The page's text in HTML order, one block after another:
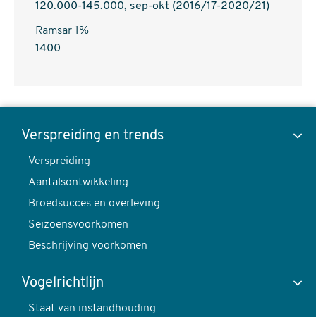
120.000-145.000, sep-okt (2016/17-2020/21)
Ramsar 1%
1400
Mareca
strepera
foto:
Diek
content
navigatie
Verspreiding en trends
Verspreiding
Aantalsontwikkeling
Broedsucces en overleving
Seizoensvoorkomen
Beschrijving voorkomen
Vogelrichtlijn
Staat van instandhouding
Toon data van
Verspreiding en trends
Verspreiding